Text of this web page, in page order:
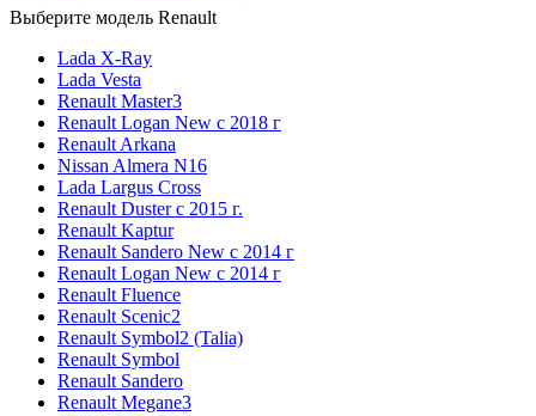
Выберите модель Renault
Lada X-Ray
Lada Vesta
Renault Master3
Renault Logan New с 2018 г
Renault Arkana
Nissan Almera N16
Lada Largus Cross
Renault Duster с 2015 г.
Renault Kaptur
Renault Sandero New с 2014 г
Renault Logan New с 2014 г
Renault Fluence
Renault Scenic2
Renault Symbol2 (Talia)
Renault Symbol
Renault Sandero
Renault Megane3